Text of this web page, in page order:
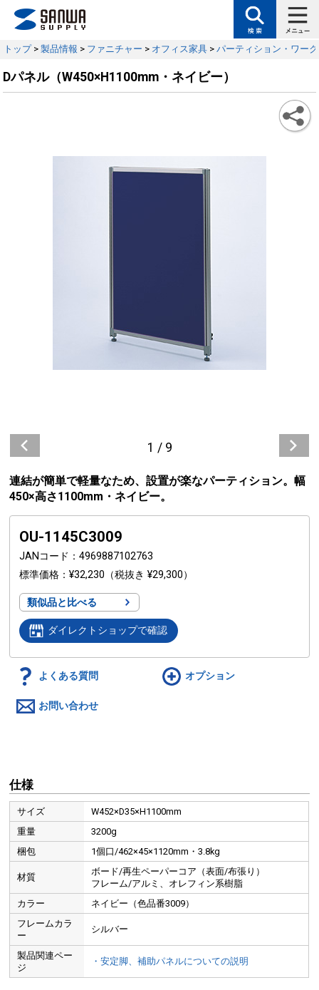
トップ> 製品情報 > ファニチャー > オフィス家具 > パーティション・ワー
Dパネル（W450×H1100mm・ネイビー）
1 / 9
連結が簡単で軽量なため、設置が楽なパーティション。幅
450×高さ1100mm・ネイビー。
OU-1145C3009
JANコード
4969887102763
標準価格
¥32,230 （税抜き ¥29,300）
類似品と比べる
ダイレクトショップで確認
よくある質問 オプション
お問い合わせ
仕様
サイズ
W452×D35×H1100mm
重量
3200g
梱包
1個口/462×45×1120mm・3.8kg
材質
ボード/再生ペーパーコア（表面/布張り）
フレーム/アルミ、オレフィン系樹脂
カラー
ネイビー（色品番3009）
フレームカラ
ー
シルバー
製品関連ペー
ジ
・安定脚、補助パネルについての説明